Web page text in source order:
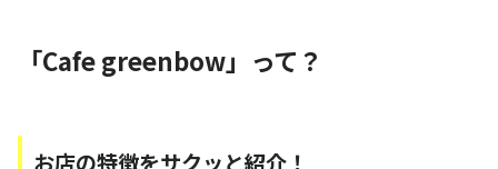
「Cafe greenbow」って？
お店の特徴をサクッと紹介！